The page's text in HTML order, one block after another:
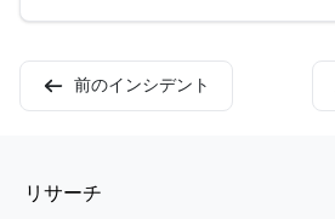
前のインシデント
リサーチ